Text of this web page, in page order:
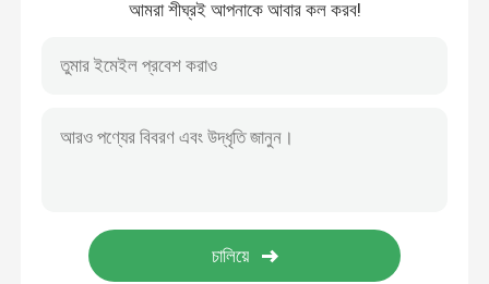
আমরা শীঘ্রই আপনাকে আবার কল করব!